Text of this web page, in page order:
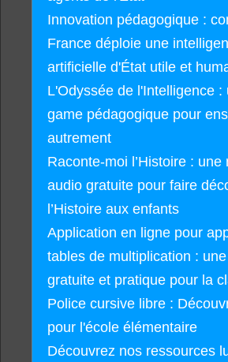
Innovation pédagogique :
France déploie une
artificielle d'État utile et
L'Odyssée de l'Intelligence :
game pédagogique pour
autrement
Raconte-moi l’Histoire : une
audio gratuite pour faire
l’Histoire aux enfants
Application en ligne pour
tables de multiplication :
gratuite et pratique pour la
Police cursive libre :
pour l'école élémentaire
Découvrez nos ressources